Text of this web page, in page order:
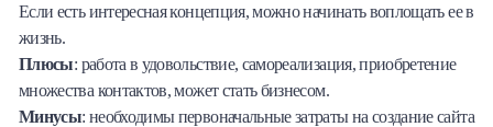
Если есть интересная концепция, можно начинать воплощать ее в
жизнь.
Плюсы: работа в удовольствие, самореализация, приобретение
множества контактов, может стать бизнесом.
Минусы: необходимы первоначальные затраты на создание сайта